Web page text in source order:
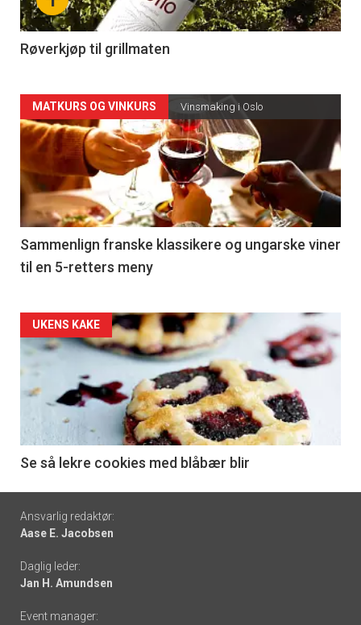
-
4
Røverkjøp til grillmaten
Forsiden
akkurat
nå
-
5
MATKURS OG VINKURS Vinsmaking i Oslo
Sammenlign franske klassikere og ungarske viner
til en 5-retters meny
Forsiden
akkurat
nå
6
UKENS KAKE
Se så lekre cookies med blåbær blir
Footer
-
links
Ansvarlig redaktør:
Aase E. Jacobsen
Daglig leder:
Jan H. Amundsen
Event manager: